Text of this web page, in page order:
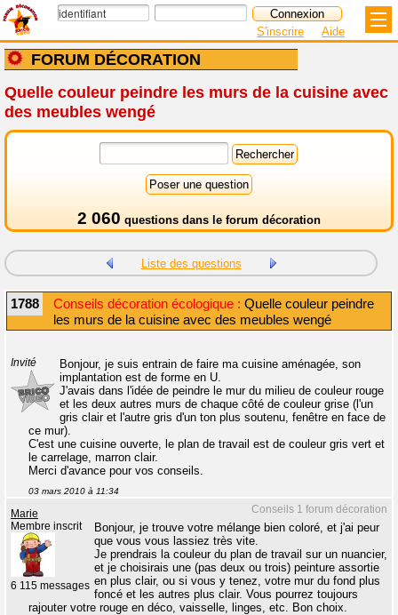
FORUM DÉCORATION
S'inscrire Aide
Quelle couleur peindre les murs de la cuisine avec
des meubles wengé
2 060 questions dans le forum décoration
Liste des questions
1788 Conseils décoration écologique : Quelle couleur peindre
les murs de la cuisine avec des meubles wengé
Invité
Bonjour, je suis entrain de faire ma cuisine aménagée, son
implantation est de forme en U.
J'avais dans l'idée de peindre le mur du milieu de couleur rouge
et les deux autres murs de chaque côté de couleur grise (l'un
gris clair et l'autre gris d'un ton plus soutenu, fenêtre en face de
ce mur).
C'est une cuisine ouverte, le plan de travail est de couleur gris vert et
le carrelage, marron clair.
Merci d'avance pour vos conseils.
03 mars 2010 à 11:34
Conseils 1 forum décoration
Marie
Membre inscrit
6 115 messages
Bonjour, je trouve votre mélange bien coloré, et j'ai peur
que vous vous lassiez très vite.
Je prendrais la couleur du plan de travail sur un nuancier,
et je choisirais une (pas deux ou trois) peinture assortie
en plus clair, ou si vous y tenez, votre mur du fond plus
foncé et les autres plus clair. Vous pourrez toujours
rajouter votre rouge en déco, vaisselle, linges, etc. Bon choix.